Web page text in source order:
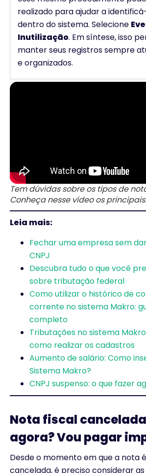
realizado para ajudar a
dentro do sistema. Selecione
Inutilização. Em síntese, isso
manter seus registros sempre
e organizados.
Tem dúvidas sobre os tipos de
Conheça nesse vídeo os principais.
Leia mais:
Fechar uma empresa sem
CNPJ
Descubra tudo o que você
sobre tributação federal
Como utilizar o histórico de
corrente no sistema Makro:
completo
Tributações no sistema
como realizar os cadastros
Aumento de salário: Como
Sistema Makro?
CNPJ suspenso: o que fazer
Nota fiscal
agora? Vou pagar
Desde o momento em que a nota é
cancelada, é preciso considerar as